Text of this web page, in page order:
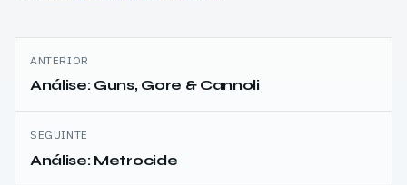
Navegação
de
artigos
ANTERIOR
Análise: Guns, Gore & Cannoli
SEGUINTE
Análise: Metrocide